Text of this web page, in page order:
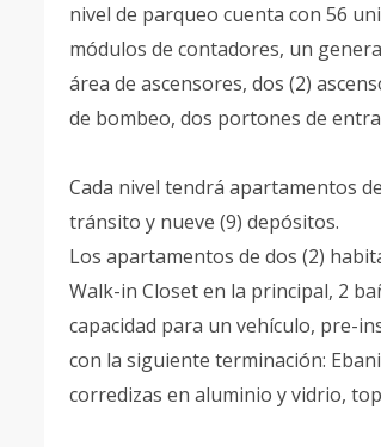
nivel de parqueo cuenta con 56
módulos de contadores, un
área de ascensores, dos (2)
de bombeo, dos portones de
Cada nivel tendrá apartamentos
tránsito y nueve (9) depósitos.
Los apartamentos de dos (2)
Walk-in Closet en la principal, 2
capacidad para un vehículo, pre-
con la siguiente terminación:
corredizas en aluminio y vidrio,